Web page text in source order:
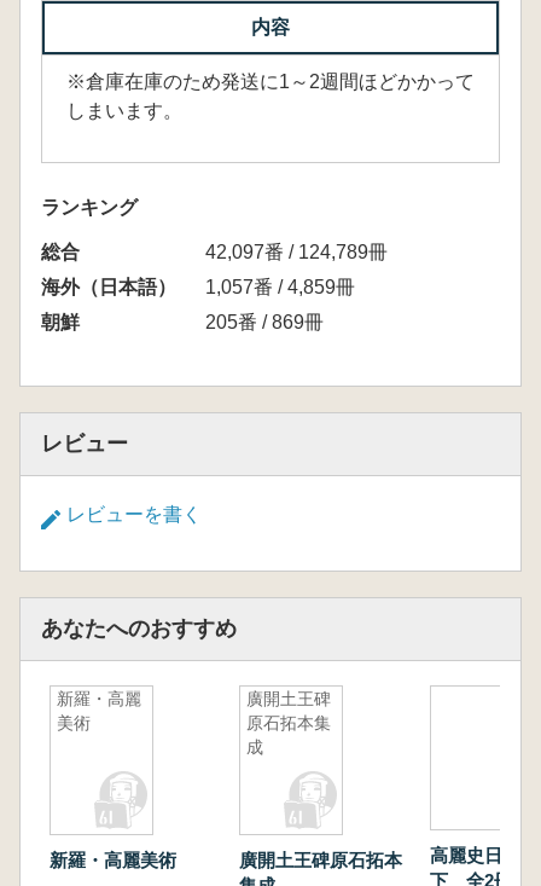
内容
※倉庫在庫のため発送に1～2週間ほどかかって
しまいます。
ランキング
総合
42,097番 / 124,789冊
海外（日本語）
1,057番 / 4,859冊
朝鮮
205番 / 869冊
レビュー
レビューを書く
あなたへのおすすめ
新羅・高麗
美術
新羅・高麗美術
廣開土王碑
原石拓本集
成
廣開土王碑原石拓本
高麗史日本
下 全2冊揃